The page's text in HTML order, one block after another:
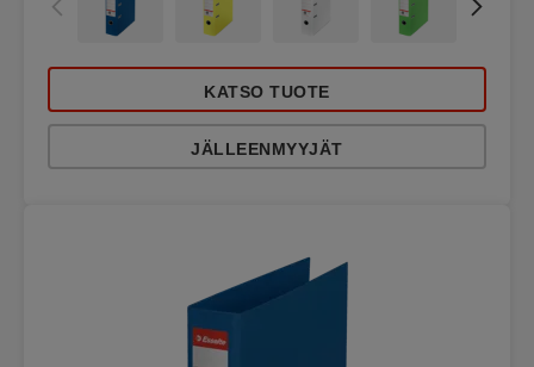
KATSO TUOTE
JÄLLEENMYYJÄT